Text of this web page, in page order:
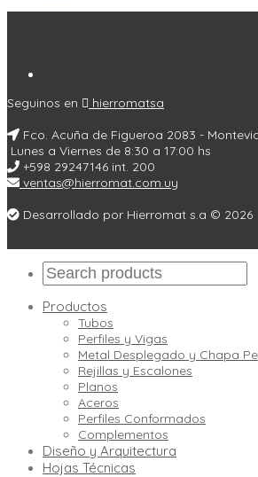
Seguinos en
hierromatsa
Fco. Acuña de Figueroa 2083 -
Lunes a Viernes de 8:30 a 17:00 hs
+598 29247146 int. 200
ventas@hierromat.com.uy
Desarrollado por Hierromat s.a © 2026
Productos
Tubos
Perfiles y Vigas
Metal Desplegado y Chapa
Rejillas y Escalones
Planos
Aceros
Perfiles Conformados
Complementos
Diseño y Arquitectura
Hojas Técnicas